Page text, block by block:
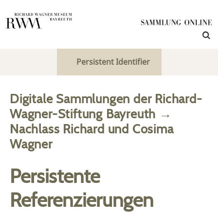
Persistent Identifier
Digitale Sammlungen der Richard-
Wagner-Stiftung Bayreuth →
Nachlass Richard und Cosima
Wagner
Persistente
Referenzierungen